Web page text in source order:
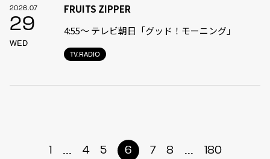
2026.07
29
WED
TV.RADIO
FRUITS ZIPPER
4:55〜 テレビ朝日「グッド！モーニング」
1 ... 4 5 6 7 8 ... 180